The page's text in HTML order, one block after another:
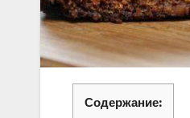
Содержание: